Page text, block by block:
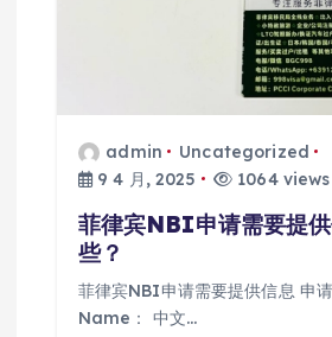
admin
Uncategorized
9 4 月, 2025
1064 views
菲律宾NBI申请需要提
些？
菲律宾NBI申请需要提供信息 申
Name： 中文…